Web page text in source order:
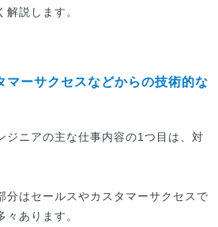
説します。
マーサクセスなどからの技術的な
ジニアの主な仕事内容の1つ目は、対
分はセールスやカスタマーサクセスで
あります。